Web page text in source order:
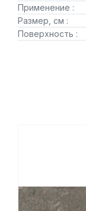
Применение :
Размер, см :
Поверхность :